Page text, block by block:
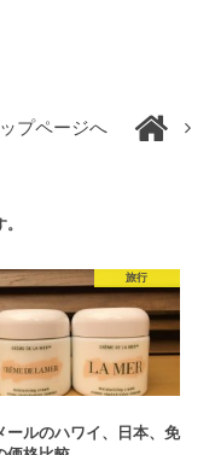
ップページへ
旅行
ールのハワイ、日本、免